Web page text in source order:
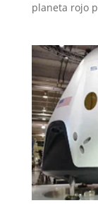
planeta rojo